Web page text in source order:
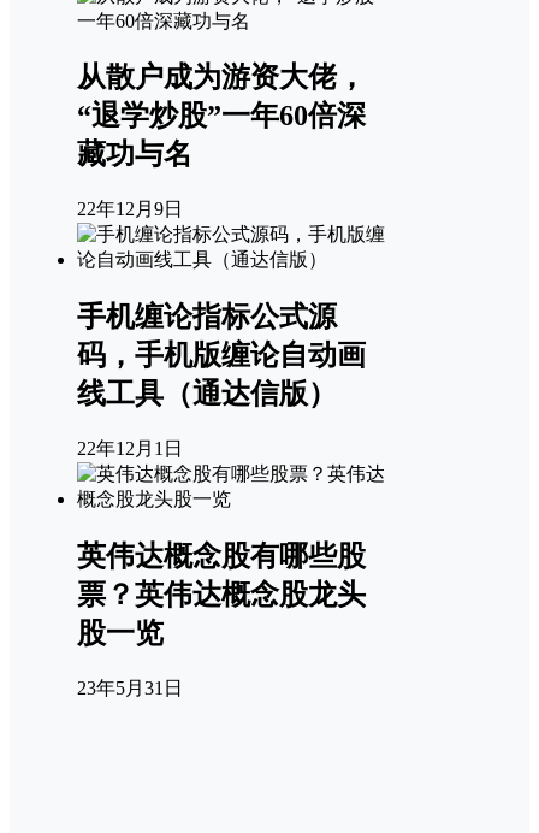
从散户成为游资大佬，
“退学炒股”一年60倍深
藏功与名
22年12月9日
手机缠论指标公式源
码，手机版缠论自动画
线工具（通达信版）
22年12月1日
英伟达概念股有哪些股
票？英伟达概念股龙头
股一览
23年5月31日